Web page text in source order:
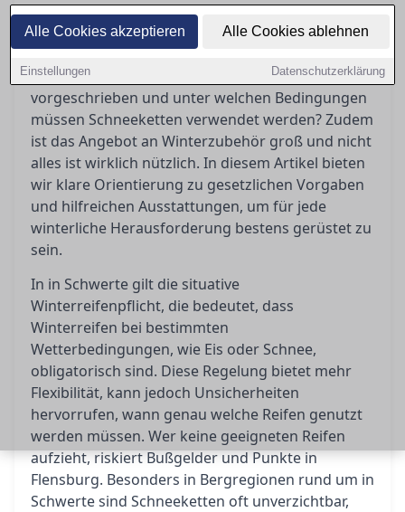
Alle Cookies akzeptieren Alle Cookies ablehnen
Einstellungen Datenschutzerklärung
entscheidend ist, um sicher durch die kalte
Jahreszeit zu kommen. Die situative
Winterreifenpflicht wirft immer wieder Fragen
auf: Wann genau sind Winterreifen
vorgeschrieben und unter welchen Bedingungen
müssen Schneeketten verwendet werden? Zudem
ist das Angebot an Winterzubehör groß und nicht
alles ist wirklich nützlich. In diesem Artikel bieten
wir klare Orientierung zu gesetzlichen Vorgaben
und hilfreichen Ausstattungen, um für jede
winterliche Herausforderung bestens gerüstet zu
sein.
In in Schwerte gilt die situative
Winterreifenpflicht, die bedeutet, dass
Winterreifen bei bestimmten
Wetterbedingungen, wie Eis oder Schnee,
obligatorisch sind. Diese Regelung bietet mehr
Flexibilität, kann jedoch Unsicherheiten
hervorrufen, wann genau welche Reifen genutzt
werden müssen. Wer keine geeigneten Reifen
aufzieht, riskiert Bußgelder und Punkte in
Flensburg. Besonders in Bergregionen rund um in
Schwerte sind Schneeketten oft unverzichtbar,